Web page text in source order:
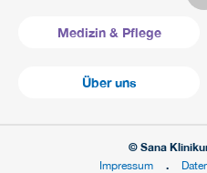
Medizin & Pflege
Über uns
© Sana
Impressum